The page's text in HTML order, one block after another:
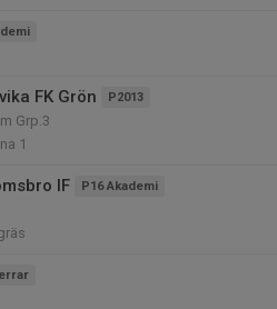
FK Grön P2013
Grp.3
1
IF P16 Akademi